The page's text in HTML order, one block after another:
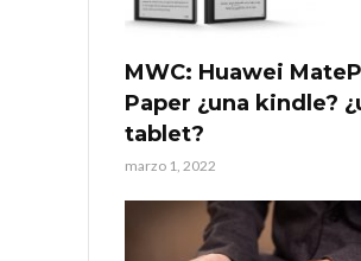
MWC: Huawei
Paper ¿una kindle?
tablet?
marzo 1, 2022